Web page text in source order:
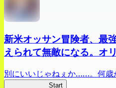
新米オッサン冒険者、最
えられて無敵になる。オ
別にいいじゃねぇか……。何歳
Start